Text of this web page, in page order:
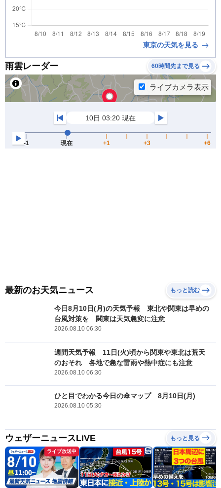
東京の天気を見る
雨雲レーダー 60時間先まで見る
最新のお天気ニュース もっと読む
今日8月10日(月)の天気予報 東北や関東は早めの
台風対策を 関東は天気急変に注意
2026.08.10 06:30
週間天気予報 11日(火)頃から関東や東北は荒天
のおそれ 各地で急な雷雨や熱中症にも注意
2026.08.10 06:30
ひと目でわかる今日の傘マップ 8月10日(月)
2026.08.10 05:30
ウェザーニュースLiVE もっと見る
ライブ放送中